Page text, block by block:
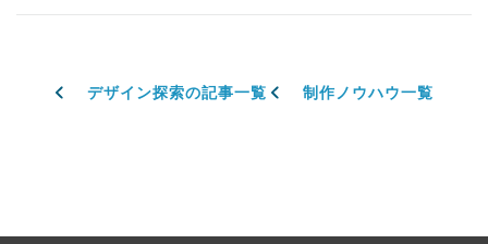
デザイン探索の記事一覧 制作ノウハウ一覧